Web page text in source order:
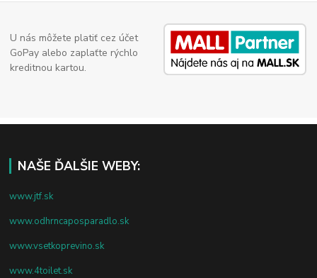
U nás môžete platiť cez účet
GoPay alebo zaplaťte rýchlo
kreditnou kartou.
NAŠE ĎALŠIE WEBY:
www.jtf.sk
www.odhrncaposparadlo.sk
www.vsetkoprevino.sk
www.4toilet.sk